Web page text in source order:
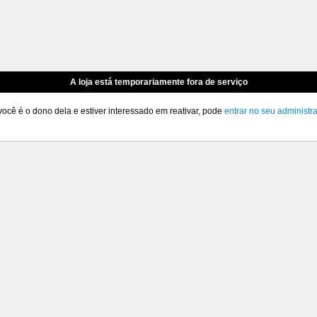
A loja está temporariamente fora de serviço
é o dono dela e estiver interessado em reativar, pode entrar no seu